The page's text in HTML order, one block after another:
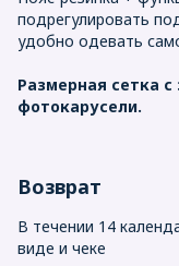
подрегулировать
удобно одевать
Размерная сетка
фотокарусели.
Возврат
В течении 14
виде и чеке